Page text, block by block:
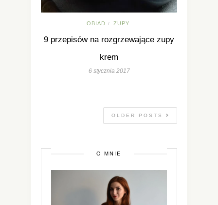
OBIAD / ZUPY
9 przepisów na rozgrzewające zupy
krem
6 stycznia 2017
OLDER POSTS
O MNIE